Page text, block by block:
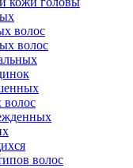
волос
волос
волос
волос